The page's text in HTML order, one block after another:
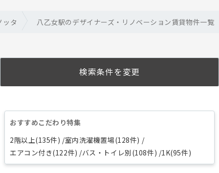
ッタ 八乙女駅のデザイナーズ・リノベーション賃貸物件一覧
検索条件を変更
おすすめこだわり特集
2階以上(135件) 室内洗濯機置場(128件)
エアコン付き(122件) バス・トイレ別(108件) 1K(95件)